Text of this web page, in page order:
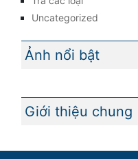
Uncategorized
Ảnh nổi bật
Giới thiệu chung